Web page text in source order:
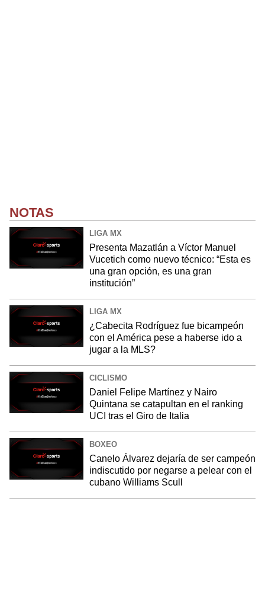
NOTAS
LIGA MX
Presenta Mazatlán a Víctor Manuel
Vucetich como nuevo técnico: “Esta es
una gran opción, es una gran
institución”
LIGA MX
¿Cabecita Rodríguez fue bicampeón
con el América pese a haberse ido a
jugar a la MLS?
CICLISMO
Daniel Felipe Martínez y Nairo
Quintana se catapultan en el ranking
UCI tras el Giro de Italia
BOXEO
Canelo Álvarez dejaría de ser campeón
indiscutido por negarse a pelear con el
cubano Williams Scull